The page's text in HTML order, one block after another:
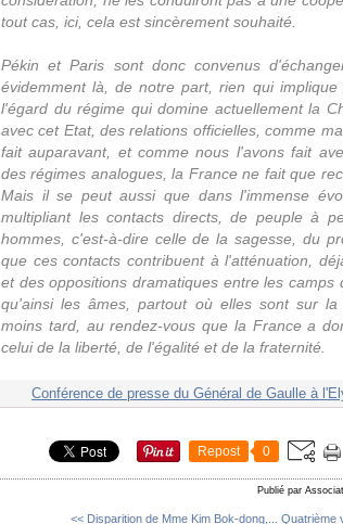
tout cas, ici, cela est sincèrement souhaité.
Pékin et Paris sont donc convenus
évidemment là, de notre part, rien qui
l'égard du régime qui domine actuellement la
avec cet Etat, des relations officielles, comme
fait auparavant, et comme nous l'avons fait
des régimes analogues, la France ne fait que
Mais il se peut aussi que dans l'immense
multipliant les contacts directs, de peuple à
hommes, c'est-à-dire celle de la sagesse, du
que ces contacts contribuent à l'atténuation,
et des oppositions dramatiques entre les camps
qu'ainsi les âmes, partout où elles sont sur
moins tard, au rendez-vous que la France a
celui de la liberté, de l'égalité et de la fraternité.
Conférence de presse du Général de Gaulle à
Repost 0
Publié par
<< Disparition de Mme Kim Bok-dong,... Quatrième